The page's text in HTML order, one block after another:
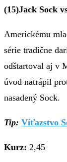
(15)Jack Sock
Americkému
série tradične
odštartoval aj v
úvod natrápil
nasadený Sock.
Tip: Víťazstvo
Kurz: 2,45